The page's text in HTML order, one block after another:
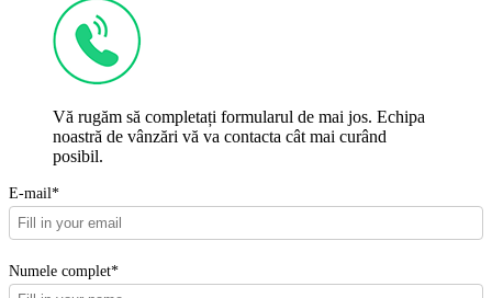
Vă rugăm să completați formularul de mai jos. Echipa
noastră de vânzări vă va contacta cât mai curând
posibil.
E-mail*
Numele complet*